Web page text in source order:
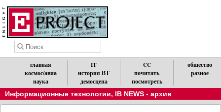
главная
космос/авиа
наука
IT
история ВТ
демосцена
CC
почитать
посмотреть
общество
разное
Информационные технологии, IB NEWS - архив